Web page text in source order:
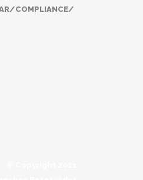
COMPLIANCE/